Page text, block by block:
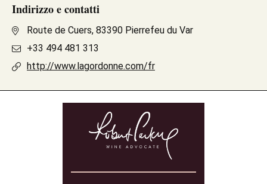
Indirizzo e contatti
Route de Cuers, 83390 Pierrefeu du Var
+33 494 481 313
http://www.lagordonne.com/fr